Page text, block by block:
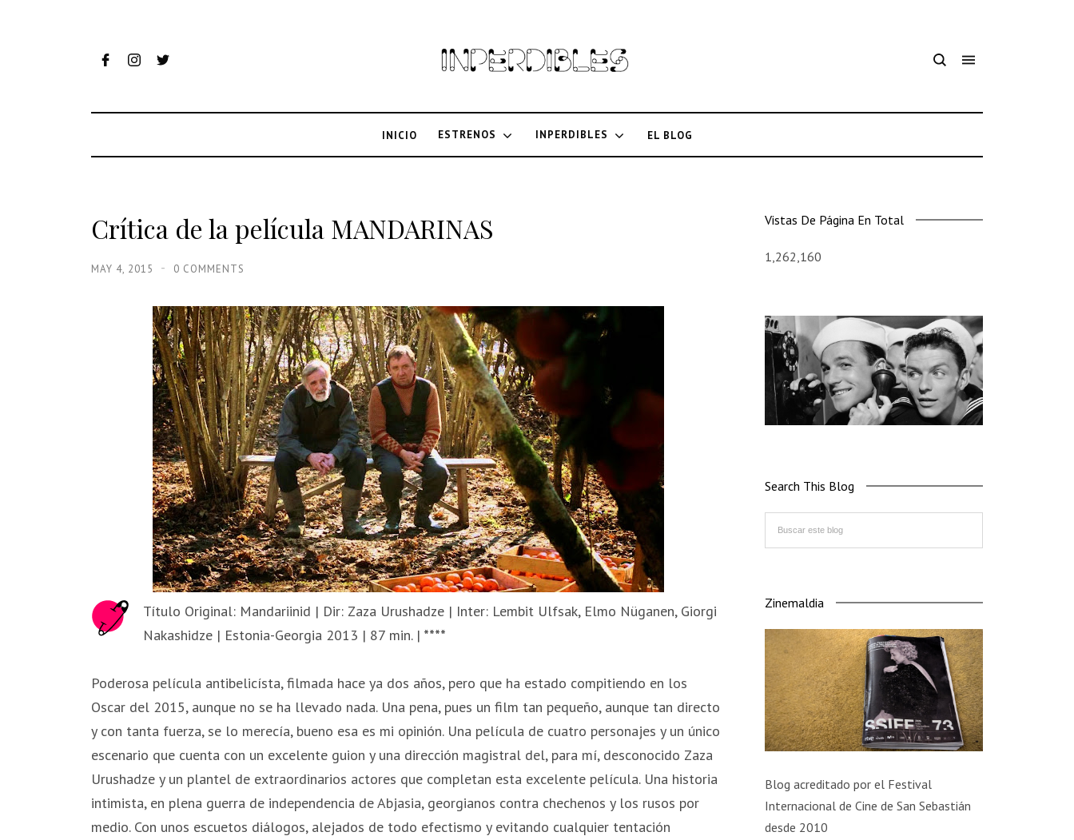
INICIO ESTRENOS INPERDIBLES EL BLOG
Crítica de la película MANDARINAS
MAY 4, 2015 0 COMMENTS
Título Original: Mandariinid | Dir: Zaza Urushadze | Inter: Lembit Ulfsak, Elmo Nüganen, Giorgi
Nakashidze | Estonia-Georgia 2013 | 87 min. | ****
Poderosa película antibelicísta, filmada hace ya dos años, pero que ha estado compitiendo en los
Oscar del 2015, aunque no se ha llevado nada. Una pena, pues un film tan pequeño, aunque tan directo
y con tanta fuerza, se lo merecía, bueno esa es mi opinión. Una película de cuatro personajes y un único
escenario que cuenta con un excelente guion y una dirección magistral del, para mí, desconocido Zaza
Urushadze y un plantel de extraordinarios actores que completan esta excelente película. Una historia
intimista, en plena guerra de independencia de Abjasia, georgianos contra chechenos y los rusos por
medio. Con unos escuetos diálogos, alejados de todo efectismo y evitando cualquier tentación
Vistas De Página En Total
1,262,160
Search This Blog
Zinemaldia
Blog acreditado por el Festival
Internacional de Cine de San Sebastián
desde 2010